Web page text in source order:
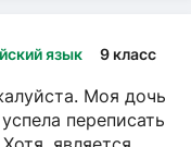
язык 9 класс
Моя дочь
переписать